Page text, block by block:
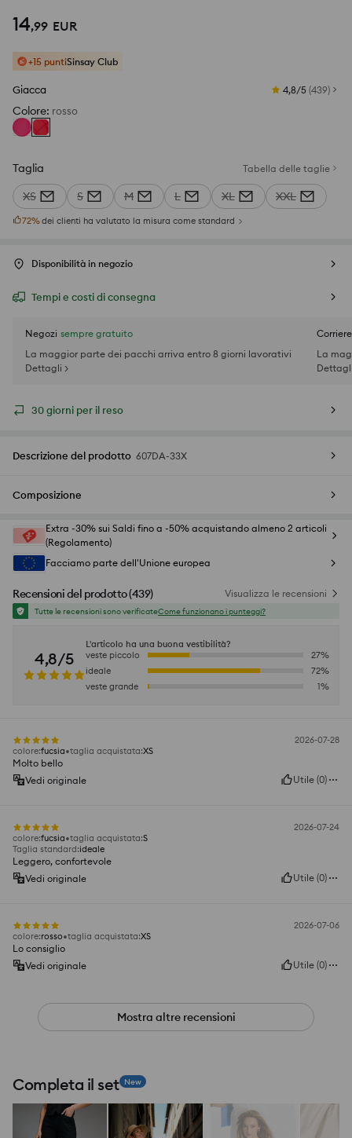
14,99 EUR
+15 puntiSinsay Club
Giacca 4,8/5 (439)
Colore: rosso
Taglia Tabella delle taglie
XS S M L XL XXL
72%dei clienti ha valutato la misura come standard
Disponibilità in negozio
Tempi e costi di consegna
Negozi sempre gratuito
La maggior parte dei pacchi arriva entro 8 giorni lavorativi
Dettagli >
La
30 giorni per il reso
Descrizione del prodotto 607DA-33X
Composizione
Extra -30% sui Saldi fino a -50% acquistando almeno 2 articoli
(Regolamento)
Facciamo parte dell'Unione europea
Recensioni del prodotto(439) Visualizza le recensioni
Tutte le recensioni sono verificateCome funzionano i punteggi?
4,8/5
L'articolo ha una buona vestibilità?
veste piccolo
27%
ideale
72%
veste grande
1%
2026-07-28
colore:fucsia taglia acquistata:XS
Molto bello
Vedi originale
Utile (0)
2026-07-24
colore:fucsia taglia acquistata:S
Taglia standard:ideale
Leggero, confortevole
Vedi originale
Utile (0)
2026-07-06
colore:rosso taglia acquistata:XS
Lo consiglio
Vedi originale
Utile (0)
Mostra altre recensioni
Completa il set New